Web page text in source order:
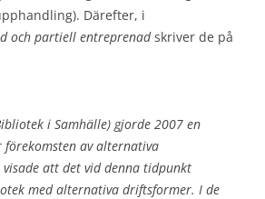
Därefter, i
och partiell entreprenadskriver de på
i Samhälle) gjorde 2007 en
förekomsten av alternativa
att det vid denna tidpunkt
med alternativa driftsformer. I de